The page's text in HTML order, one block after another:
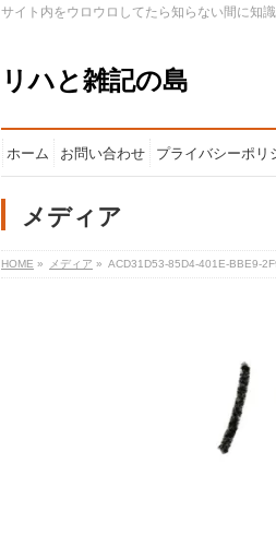
サイト内をウロウロしてたら知らない間に知
リハと雑記の島
ホーム お問い合わせ プライバシーポリ
メディア
HOME » メディア » ACD31D53-85D4-401E-BBE9-